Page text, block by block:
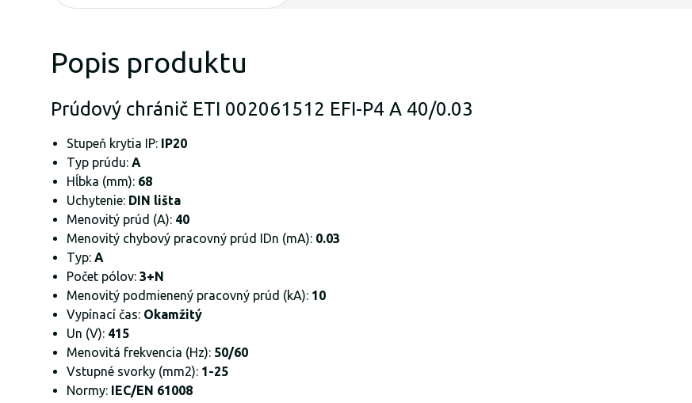
Popis produktu
Prúdový chránič ETI 002061512 EFI-P4 A 40/0.03
Stupeň krytia IP: IP20
Typ prúdu: A
Hĺbka (mm): 68
Uchytenie: DIN lišta
Menovitý prúd (A): 40
Menovitý chybový pracovný prúd IDn (mA): 0.03
Typ: A
Počet pólov: 3+N
Menovitý podmienený pracovný prúd (kA): 10
Vypínací čas: Okamžitý
Un (V): 415
Menovitá frekvencia (Hz): 50/60
Vstupné svorky (mm2): 1-25
Normy: IEC/EN 61008